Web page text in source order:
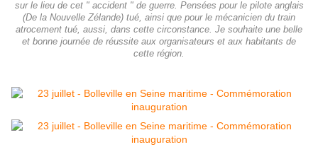
sur le lieu de cet " accident " de guerre. Pensées pour le pilote anglais
(De la Nouvelle Zélande) tué, ainsi que pour le mécanicien du train
atrocement tué, aussi, dans cette circonstance. Je souhaite une belle
et bonne journée de réussite aux organisateurs et aux habitants de
cette région.